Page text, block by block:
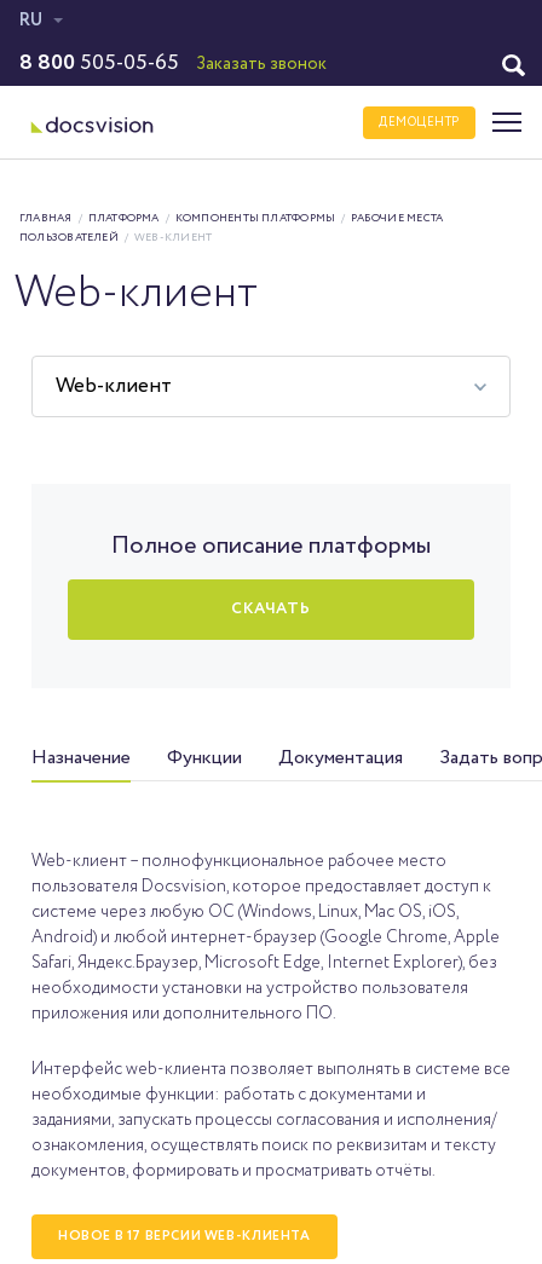
RU
8 800505-05-65 Заказать звонок
ДЕМОЦЕНТР
ГЛАВНАЯ / ПЛАТФОРМА / КОМПОНЕНТЫ ПЛАТФОРМЫ / РАБОЧИЕ МЕСТА
ПОЛЬЗОВАТЕЛЕЙ / WEB-КЛИЕНТ
Web-клиент
Web-клиент
Полное описание платформы
СКАЧАТЬ
Назначение Функции Документация Задать
Web-клиент – полнофункциональное рабочее место
пользователя Docsvision, которое предоставляет доступ к
системе через любую ОС (Windows, Linux, Mac OS, iOS,
Android) и любой интернет-браузер (Google Chrome, Apple
Safari, Яндекс.Браузер, Microsoft Edge, Internet Explorer), без
необходимости установки на устройство пользователя
приложения или дополнительного ПО.
Интерфейс web-клиента позволяет выполнять в системе все
необходимые функции: работать с документами и
заданиями, запускать процессы согласования и исполнения/
ознакомления, осуществлять поиск по реквизитам и тексту
документов, формировать и просматривать отчёты.
НОВОЕ В 17 ВЕРСИИ WEB-КЛИЕНТА